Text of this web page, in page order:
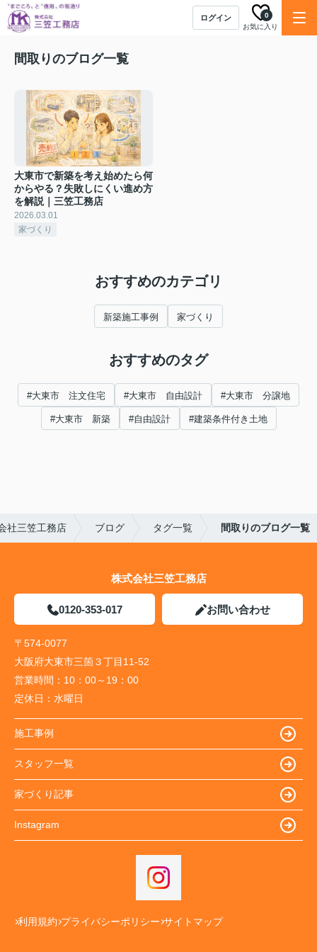
ログイン
お気に入り
0
間取りのブログ一覧
大東市で新築を考え始めたら何
からやる？失敗しにくい進め方
を解説｜三笠工務店
2026.03.01
家づくり
おすすめのカテゴリ
新築施工事例 家づくり
おすすめのタグ
#大東市 注文住宅 #大東市 自由設計 #大東市 分譲地
#大東市 新築 #自由設計 #建築条件付き土地
社三笠工務店 ブログ タグ一覧 間取りのブログ一覧
株式会社三笠工務店
0120-353-017 お問い合わせ
〒574-0077
大阪府大東市三箇３丁目11-52
営業時間： 10：00～19：00
定休日： 水曜日
施工事例
スタッフ一覧
家づくり記事
Instagram
利用規約 プライバシーポリシー サイトマップ